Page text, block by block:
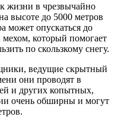
жизни в чрезвычайно
высоте до 5000 метров
может опускаться до
который помогает
по скользкому снегу.
ведущие скрытный
они проводят в
и других копытных,
очень обширны и могут